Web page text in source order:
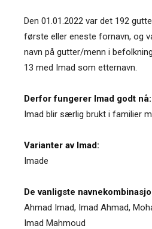
Den 01.01.2022 var det 192
første eller eneste fornavn, og
navn på gutter/menn i
13 med Imad som etternavn.
Derfor fungerer Imad godt nå:
Imad blir særlig brukt i familier
Varianter av Imad:
Imade
De vanligste
Ahmad Imad, Imad Ahmad,
Imad Mahmoud